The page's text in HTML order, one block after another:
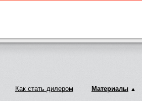
Как стать дилером Материалы